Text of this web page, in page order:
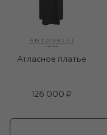
Атласное платье
126 000 ₽